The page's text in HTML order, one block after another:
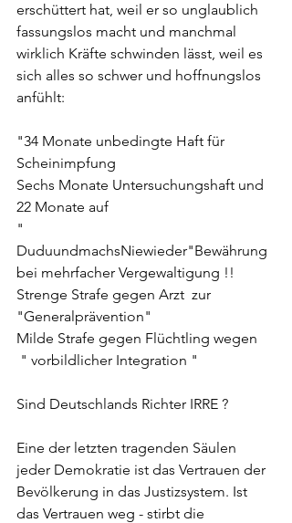
erschüttert hat, weil er so unglaublich
fassungslos macht und manchmal
wirklich Kräfte schwinden lässt, weil es
sich alles so schwer und hoffnungslos
anfühlt:
"34 Monate unbedingte Haft für
Scheinimpfung
Sechs Monate Untersuchungshaft und
22 Monate auf
"
DuduundmachsNiewieder"Bewährung
bei mehrfacher Vergewaltigung !!
Strenge Strafe gegen Arzt  zur
"Generalprävention"
Milde Strafe gegen Flüchtling wegen
" vorbildlicher Integration "
Sind Deutschlands Richter IRRE ?
Eine der letzten tragenden Säulen
jeder Demokratie ist das Vertrauen der
Bevölkerung in das Justizsystem. Ist
das Vertrauen weg - stirbt die